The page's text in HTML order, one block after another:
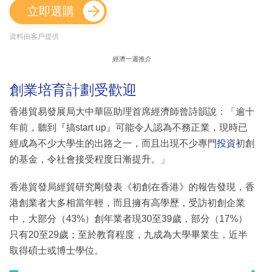
立即選購
資料由客戶提供
經濟一週推介
創業培育計劃受歡迎
香港貿易發展局大中華區助理首席經濟師曾詩韻說：「逾十
年前，聽到『搞start up』可能令人認為不務正業，現時已
經成為不少大學生的出路之一，而且出現不少專門投資初創
的基金，令社會接受程度日漸提升。」
香港貿發局經貿研究剛發表《初創在香港》的報告發現，香
港創業者大多相當年輕，而且擁有高學歷，受訪初創企業
中，大部分（43%）創年業者現30至39歲，部分（17%）
只有20至29歲；至於教育程度，九成為大學畢業生，近半
取得碩士或博士學位。